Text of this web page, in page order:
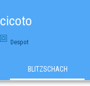
cicoto
Despot
BLITZSCHACH